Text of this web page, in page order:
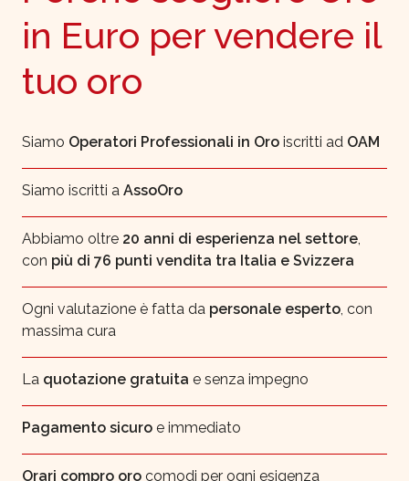
in Euro per vendere il
tuo oro
Siamo Operatori Professionali in Oro iscritti ad OAM
Siamo iscritti a AssoOro
Abbiamo oltre 20 anni di esperienza nel settore,
con più di 76 punti vendita tra Italia e Svizzera
Ogni valutazione è fatta da personale esperto, con
massima cura
La quotazione gratuita e senza impegno
Pagamento sicuro e immediato
Orari compro oro comodi per ogni esigenza